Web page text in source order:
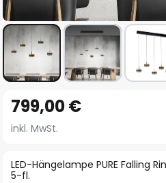
Anfang
der
springen
LED-Hängelampe PURE Falling
5-fl.
799,00 €
inkl. MwSt.